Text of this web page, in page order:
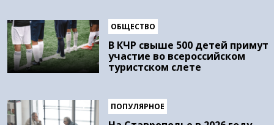
ОБЩЕСТВО
В КЧР свыше 500 детей примут
участие во всероссийском
туристском слете
ПОПУЛЯРНОЕ